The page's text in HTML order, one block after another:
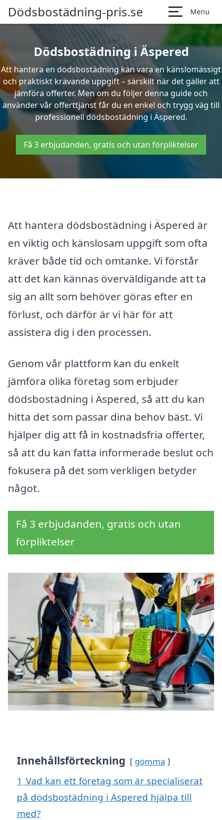
Dödsbostädning-pris.se Menu
Dödsbostädning i Äspered
Att hantera en dödsbostädning kan vara en känslomässigt
och praktiskt krävande uppgift – särskilt när det gäller att
jämföra offerter. Men om du följer denna guide och
använder vår offerttjänst får du en enkel och trygg väg till
professionell dödsbostädning i Äspered.
Få 3 erbjudanden, gratis och utan förpliktelser
Att hantera dödsbostädning i Äspered är
en viktig och känslosam uppgift som ofta
kräver både tid och omtanke. Vi förstår
att det kan kännas överväldigande att ta
sig an allt som behöver göras efter en
förlust, och därför är vi här för att
assistera dig i den processen.
Genom vår plattform kan du enkelt
jämföra olika företag som erbjuder
dödsbostädning i Äspered, så att du kan
hitta det som passar dina behov bäst. Vi
hjälper dig att få in kostnadsfria offerter,
så att du kan fatta informerade beslut och
fokusera på det som verkligen betyder
något.
Få 3 erbjudanden, gratis och utan
förpliktelser
Innehållsförteckning gömma
1 Vad kan ett företag som är specialiserat
på dödsbostädning i Äspered hjälpa till
med?